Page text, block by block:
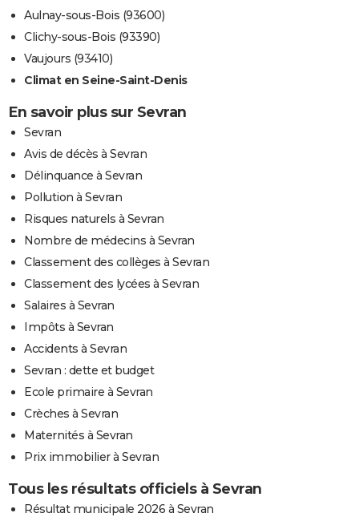
Aulnay-sous-Bois (93600)
Clichy-sous-Bois (93390)
Vaujours (93410)
Climat en Seine-Saint-Denis
En savoir plus sur Sevran
Sevran
Avis de décès à Sevran
Délinquance à Sevran
Pollution à Sevran
Risques naturels à Sevran
Nombre de médecins à Sevran
Classement des collèges à Sevran
Classement des lycées à Sevran
Salaires à Sevran
Impôts à Sevran
Accidents à Sevran
Sevran : dette et budget
Ecole primaire à Sevran
Crèches à Sevran
Maternités à Sevran
Prix immobilier à Sevran
Tous les résultats officiels à Sevran
Résultat municipale 2026 à Sevran